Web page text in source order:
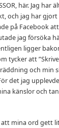
här. Jag har
och jag har gjort
på Facebook
jag försöka
ligger
tycker att
och min
det jag
känslor och
mina ord gett